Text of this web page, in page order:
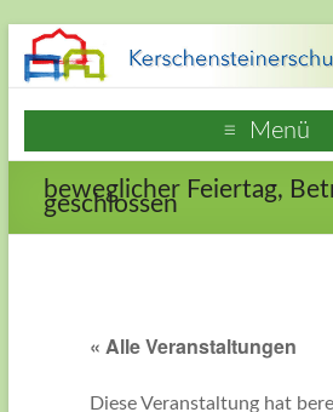
Zum
Inhalt
springen
Hausen
Frankfurt
am
Grundschule
Menü
beweglicher Feiertag,
geschlossen
« Alle Veranstaltungen
Diese Veranstaltung hat